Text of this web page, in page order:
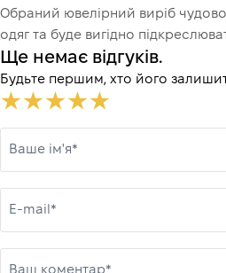
Обраний ювелірний виріб чудово
одяг та буде вигідно
Ще немає відгуків.
Будьте першим, хто його
Ваше ім'я*
E-mail*
Ваш коментар*